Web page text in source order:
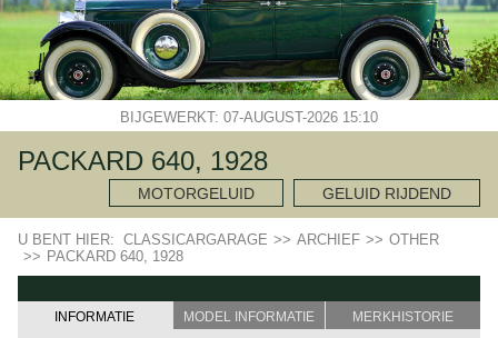
BIJGEWERKT: 07-AUGUST-2026 15:10
PACKARD 640, 1928
MOTORGELUID GELUID RIJDEND
U BENT HIER: CLASSICARGARAGE >> ARCHIEF >> OTHER
>> PACKARD 640, 1928
INFORMATIE MODEL INFORMATIE MERKHISTORIE